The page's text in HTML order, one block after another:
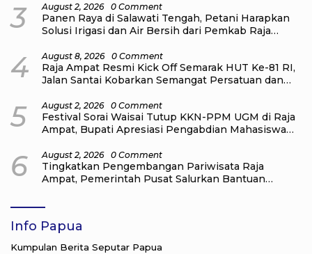
3 August 2, 2026 0 Comment
Panen Raya di Salawati Tengah, Petani Harapkan
Solusi Irigasi dan Air Bersih dari Pemkab Raja
4 August 8, 2026 0 Comment
Raja Ampat Resmi Kick Off Semarak HUT Ke-81 RI,
Jalan Santai Kobarkan Semangat Persatuan dan
5 August 2, 2026 0 Comment
Festival Sorai Waisai Tutup KKN-PPM UGM di Raja
Ampat, Bupati Apresiasi Pengabdian Mahasiswa
6 August 2, 2026 0 Comment
Tingkatkan Pengembangan Pariwisata Raja
Ampat, Pemerintah Pusat Salurkan Bantuan
Distrik Tiplol Mayalibit
Info Papua
Kumpulan Berita Seputar Papua